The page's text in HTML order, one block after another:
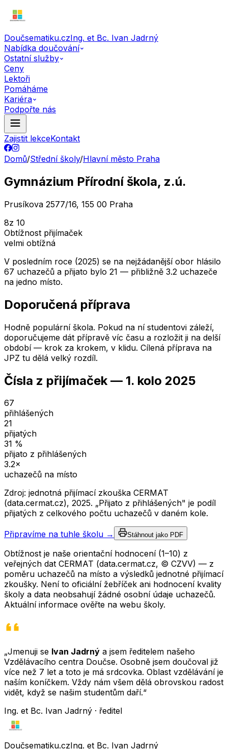
Doučsematiku.czIng. et Bc. Ivan Jadrný
Nabídka doučování
Ostatní služby
Ceny
Lektoři
Pomáháme
Kariéra
Podpořte nás
Zajistit lekceKontakt
Domů/Střední školy/Hlavní město Praha
Gymnázium Přírodní škola, z.ú.
Prusíkova 2577/16, 155 00 Praha
8z 10
Obtížnost přijímaček
velmi obtížná
V posledním roce (2025) se na nejžádanější obor hlásilo
67 uchazečů a přijato bylo 21 — přibližně 3.2 uchazeče
na jedno místo.
Doporučená příprava
Hodně populární škola. Pokud na ní studentovi záleží,
doporučujeme dát přípravě víc času a rozložit ji na delší
období — krok za krokem, v klidu. Cílená příprava na
JPZ tu dělá velký rozdíl.
Čísla z přijímaček — 1. kolo 2025
67
přihlášených
21
přijatých
31 %
přijato z přihlášených
3.2×
uchazečů na místo
Zdroj: jednotná přijímací zkouška CERMAT
(data.cermat.cz), 2025. „Přijato z přihlášených" je podíl
přijatých z celkového počtu uchazečů v daném kole.
Připravíme na tuhle školu → Stáhnout jako PDF
Obtížnost je naše orientační hodnocení (1–10) z
veřejných dat CERMAT (data.cermat.cz, © CZVV) — z
poměru uchazečů na místo a výsledků jednotné přijímací
zkoušky. Není to oficiální žebříček ani hodnocení kvality
školy a data neobsahují žádné osobní údaje uchazečů.
Aktuální informace ověřte na webu školy.
„Jmenuji se Ivan Jadrný a jsem ředitelem našeho
Vzdělávacího centra Doučse. Osobně jsem doučoval již
více než 7 let a toto je má srdcovka. Oblast vzdělávání je
naším koníčkem. Vždy nám všem dělá obrovskou radost
vidět, když se našim studentům daří.“
Ing. et Bc. Ivan Jadrný · ředitel
Doučsematiku.czIng. et Bc. Ivan Jadrný